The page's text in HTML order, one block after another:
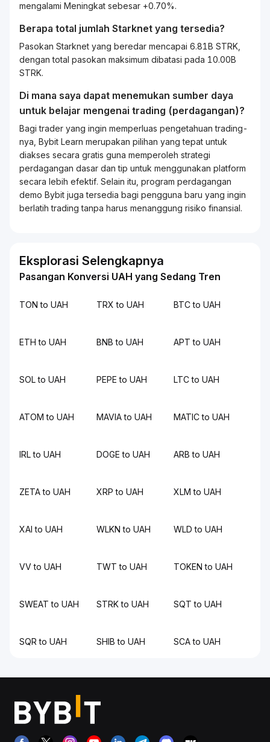
mengalami Meningkat sebesar +0.70%.
Berapa total jumlah Starknet yang tersedia?
Pasokan Starknet yang beredar mencapai 6.81B STRK,
dengan total pasokan maksimum dibatasi pada 10.00B
STRK.
Di mana saya dapat menemukan sumber daya
untuk belajar mengenai trading (perdagangan)?
Bagi trader yang ingin memperluas pengetahuantrading-
nya, Bybit Learn merupakan pilihan yang tepat untuk
diakses secara gratis guna memperoleh strategi
perdagangan dasar dan tip untuk menggunakan platform
secara lebih efektif. Selain itu, program perdagangan
demo Bybit juga tersedia bagi pengguna baru yang ingin
berlatihtradingtanpa harus menanggung risiko finansial.
Eksplorasi Selengkapnya
Pasangan Konversi UAH yang Sedang Tren
TON to UAH TRX to UAH BTC to UAH
ETH to UAH BNB to UAH APT to UAH
SOL to UAH PEPE to UAH LTC to UAH
ATOM to UAH MAVIA to UAH MATIC to UAH
IRL to UAH DOGE to UAH ARB to UAH
ZETA to UAH XRP to UAH XLM to UAH
XAI to UAH WLKN to UAH WLD to UAH
VV to UAH TWT to UAH TOKEN to UAH
SWEAT to UAH STRK to UAH SQT to UAH
SQR to UAH SHIB to UAH SCA to UAH